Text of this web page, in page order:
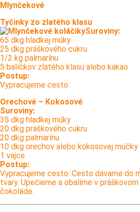
Mlynčekové
Tyčinky zo zlatého klasu
Suroviny:
65 dkg hladkej múky
25 dkg práškového cukru
1/2 kg palmarínu
5 balíčkov zlatého klasu alebo kakao
Postup:
Vypracujeme cesto.
Orechové – Kokosové
Suroviny:
35 dkg hladkej múky
20 dkg práškového cukru
20 dkg palmarínu
10 dkg orechov alebo kokosovej múčky
1 vajce
Postup:
Vypracujeme cesto. Cesto dávame do
tvary. Upečieme a obalíme v
čokoláde.